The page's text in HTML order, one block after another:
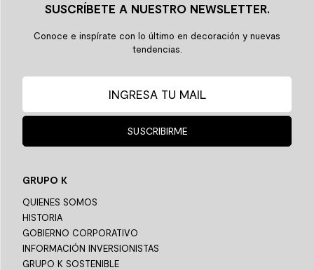
SUSCRÍBETE A NUESTRO NEWSLETTER.
Conoce e inspírate con lo último en decoración y nuevas
tendencias.
SUSCRIBIRME
GRUPO K
QUIENES SOMOS
HISTORIA
GOBIERNO CORPORATIVO
INFORMACIÓN INVERSIONISTAS
GRUPO K SOSTENIBLE